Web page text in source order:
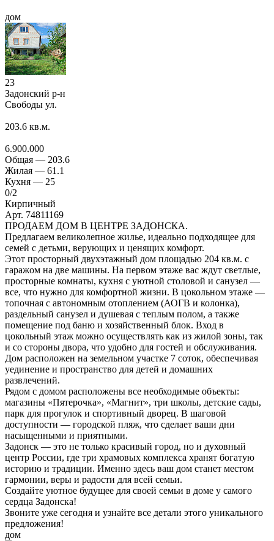
дом
23
Задонский р-н
Свободы ул.
203.6 кв.м.
6.900.000
Общая — 203.6
Жилая — 61.1
Кухня — 25
0/2
Кирпичный
Арт. 74811169
ПРОДАЕМ ДОМ В ЦЕНТРЕ ЗАДОНСКА.
Предлагаем великолепное жилье, идеально подходящее для
семей с детьми, верующих и ценящих комфорт.
Этот просторный двухэтажный дом площадью 204 кв.м. с
гаражом на две машины. На первом этаже вас ждут светлые,
просторные комнаты, кухня с уютной столовой и санузел —
все, что нужно для комфортной жизни. В цокольном этаже —
топочная с автономным отоплением (АОГВ и колонка),
раздельный санузел и душевая с теплым полом, а также
помещение под баню и хозяйственный блок. Вход в
цокольный этаж можно осуществлять как из жилой зоны, так
и со стороны двора, что удобно для гостей и обслуживания.
Дом расположен на земельном участке 7 соток, обеспечивая
уединение и пространство для детей и домашних
развлечений.
Рядом с домом расположены все необходимые объекты:
магазины «Пятерочка», «Магнит», три школы, детские сады,
парк для прогулок и спортивный дворец. В шаговой
доступности — городской пляж, что сделает ваши дни
насыщенными и приятными.
Задонск — это не только красивый город, но и духовный
центр России, где три храмовых комплекса хранят богатую
историю и традиции. Именно здесь ваш дом станет местом
гармонии, веры и радости для всей семьи.
Создайте уютное будущее для своей семьи в доме у самого
сердца Задонска!
Звоните уже сегодня и узнайте все детали этого уникального
предложения!
дом